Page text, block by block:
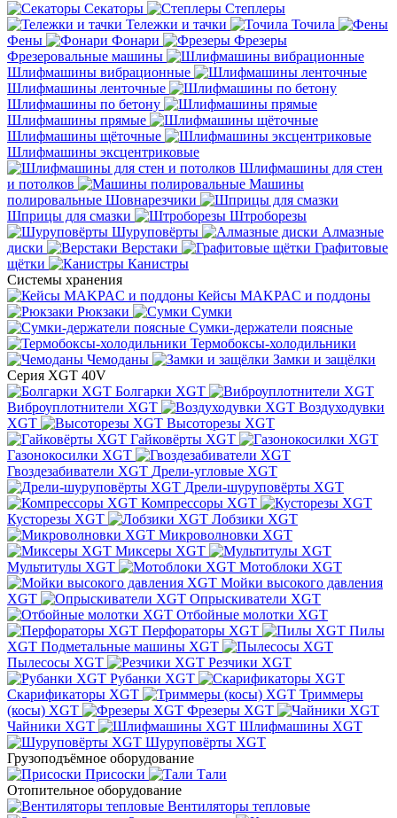
Секаторы
Степлеры
Тележки и тачки
Точила
Фены
Фонари
Фрезеры
Фрезеровальные машины
Шлифмашины вибрационные
Шлифмашины ленточные
Шлифмашины по бетону
Шлифмашины прямые
Шлифмашины щёточные
Шлифмашины эксцентриковые
Шлифмашины для стен
и потолков
Машины
полировальные Шовнарезчики
Шприцы для смазки
Штроборезы
Шуруповёрты
Алмазные
диски
Верстаки
Графитовые
щётки
Канистры
Системы хранения
Кейсы MAKPAC и поддоны
Рюкзаки
Сумки
Сумки-держатели поясные
Термобоксы-холодильники
Чемоданы
Замки и защёлки
Серия XGT 40V
Болгарки XGT
Виброуплотнители XGT
Воздуходувки
XGT
Высоторезы XGT
Гайковёрты XGT
Газонокосилки XGT
Гвоздезабиватели XGT Дрели-угловые XGT
Дрели-шуруповёрты XGT
Компрессоры XGT
Кусторезы XGT
Лобзики XGT
Микроволновки XGT
Миксеры XGT
Мультитулы XGT
Мотоблоки XGT
Мойки высокого давления
XGT
Опрыскиватели XGT
Отбойные молотки XGT
Перфораторы XGT
Пилы
XGT Подметальные машины XGT
Пылесосы XGT
Резчики XGT
Рубанки XGT
Скарификаторы XGT
Триммеры
(косы) XGT
Фрезеры XGT
Чайники XGT
Шлифмашины XGT
Шуруповёрты XGT
Грузоподъёмное оборудование
Присоски
Тали
Отопительное оборудование
Вентиляторы тепловые